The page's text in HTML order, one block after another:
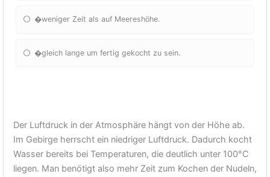
�weniger Zeit als auf Meereshöhe.
�gleich lange um fertig gekocht zu sein.
Der Luftdruck in der Atmosphäre hängt von der Höhe ab.
Im Gebirge herrscht ein niedriger Luftdruck. Dadurch kocht
Wasser bereits bei Temperaturen, die deutlich unter 100°C
liegen. Man benötigt also mehr Zeit zum Kochen der Nudeln,